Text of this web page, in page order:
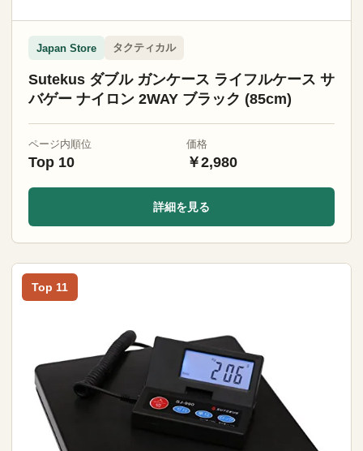
Japan Store タクティカル
Sutekus ダブル ガンケース ライフルケース サ
バゲー ナイロン 2WAY ブラック (85cm)
ページ内順位
Top 10
価格
￥2,980
詳細を見る
Top 11